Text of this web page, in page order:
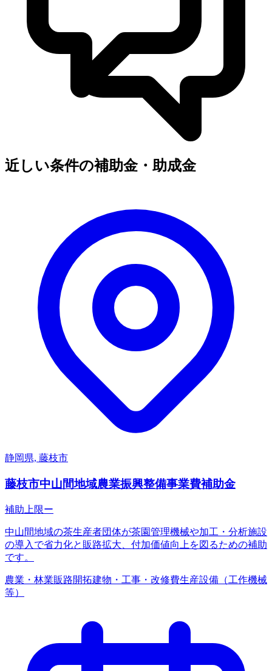
近しい条件の補助金・助成金
静岡県, 藤枝市
藤枝市中山間地域農業振興整備事業費補助金
補助上限ー
中山間地域の茶生産者団体が茶園管理機械や加工・分析施設
の導入で省力化と販路拡大、付加価値向上を図るための補助
です。
農業・林業販路開拓建物・工事・改修費生産設備（工作機械
等）